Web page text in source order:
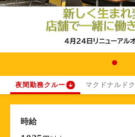
夜間勤務クルー マクドナルド
時給